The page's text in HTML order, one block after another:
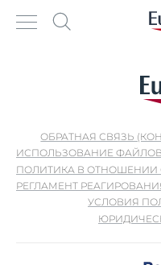
ОБРАТНАЯ СВЯЗЬ
ИСПОЛЬЗОВАНИЕ ФАЙЛОВ
ПОЛИТИКА В
РЕГЛАМЕНТ
УСЛОВИЯ